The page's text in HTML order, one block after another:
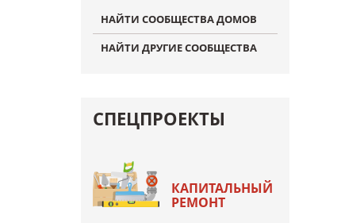
НАЙТИ СООБЩЕСТВА ДОМОВ
НАЙТИ ДРУГИЕ СООБЩЕСТВА
СПЕЦПРОЕКТЫ
КАПИТАЛЬНЫЙ
РЕМОНТ